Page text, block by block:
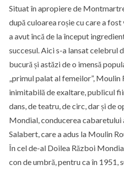
Situat în apropiere de
după culoarea roșie cu care a
a avut încă de la început
succesul. Aici s-a lansat celebrul
bucură și astăzi de o imensă
„primul palat al femeilor”, Moulin
inimitabilă de exaltare, publicul
dans, de teatru, de circ, dar și de
Mondial, conducerea cabaretului
Salabert, care a adus la Moulin
În cel de-al Doilea Război
con de umbră, pentru ca în 1951,